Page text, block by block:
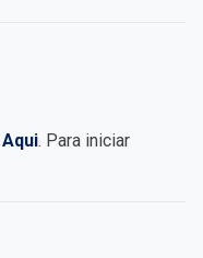
Aqui. Para iniciar